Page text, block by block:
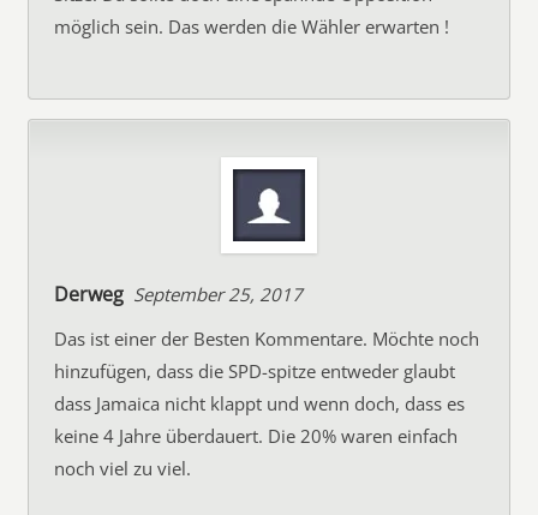
möglich sein. Das werden die Wähler erwarten !
Derweg September 25, 2017
Das ist einer der Besten Kommentare. Möchte noch
hinzufügen, dass die SPD-spitze entweder glaubt
dass Jamaica nicht klappt und wenn doch, dass es
keine 4 Jahre überdauert. Die 20% waren einfach
noch viel zu viel.